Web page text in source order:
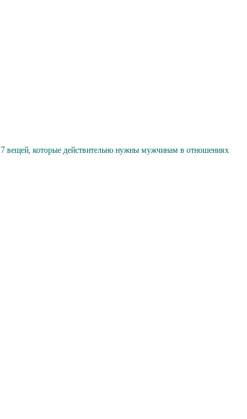
7 вещей, которые действительно нужны мужчинам в отношениях